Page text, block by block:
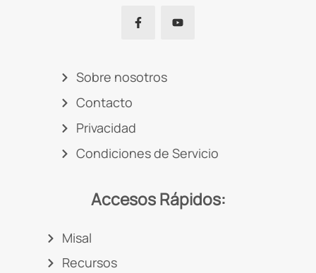
Sobre nosotros
Contacto
Privacidad
Condiciones de Servicio
Accesos Rápidos:
Misal
Recursos